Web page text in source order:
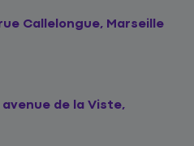
Callelongue, Marseille
de la Viste,